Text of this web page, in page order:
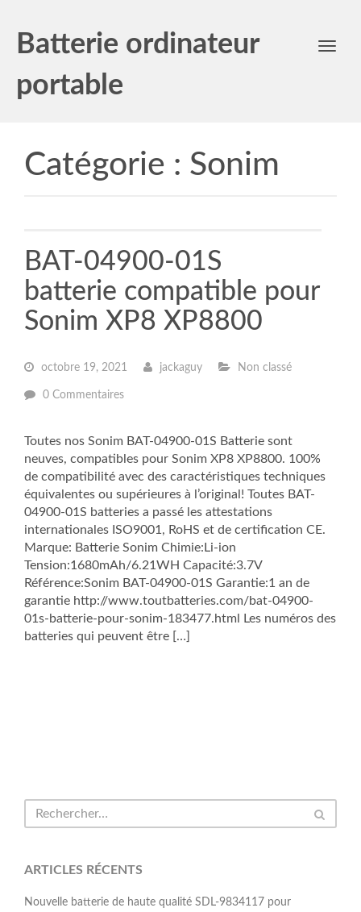
Batterie ordinateur
portable
Toggle
Catégorie : Sonim
BAT-04900-01S
batterie compatible pour
Sonim XP8 XP8800
octobre 19, 2021 jackaguy Non classé
0 Commentaires
Toutes nos Sonim BAT-04900-01S Batterie sont
neuves, compatibles pour Sonim XP8 XP8800. 100%
de compatibilité avec des caractéristiques techniques
équivalentes ou supérieures à l’original! Toutes BAT-
04900-01S batteries a passé les attestations
internationales ISO9001, RoHS et de certification CE.
Marque: Batterie Sonim Chimie:Li-ion
Tension:1680mAh/6.21WH Capacité:3.7V
Référence:Sonim BAT-04900-01S Garantie:1 an de
garantie http://www.toutbatteries.com/bat-04900-
01s-batterie-pour-sonim-183477.html Les numéros des
batteries qui peuvent être […]
ARTICLES RÉCENTS
Nouvelle batterie de haute qualité SDL-9834117 pour